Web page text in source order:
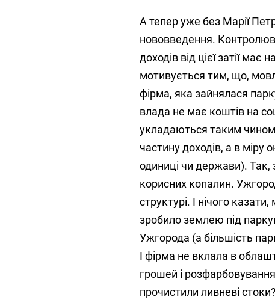
А тепер уже без Марії
нововведення.
доходів від цієї затії
мотивується тим, що,
фірма, яка зайнялася
влада не має коштів на
укладаються таким чином,
частину доходів, а в міру
одиниці чи держави). Так,
корисних копалин.
структурі. І нічого
зробило землею під
Ужгорода (а більшість
І фірма не вклала в
грошей і
прочистили ливневі